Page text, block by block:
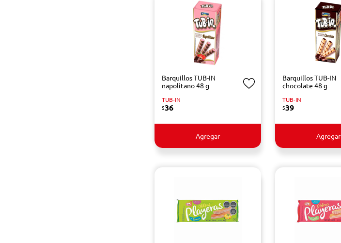
Barquillos TUB-IN
napolitano 48 g
TUB-IN
$36
Agregar
Barquillos TUB-IN
chocolate 48 g
TUB-IN
$39
Agregar